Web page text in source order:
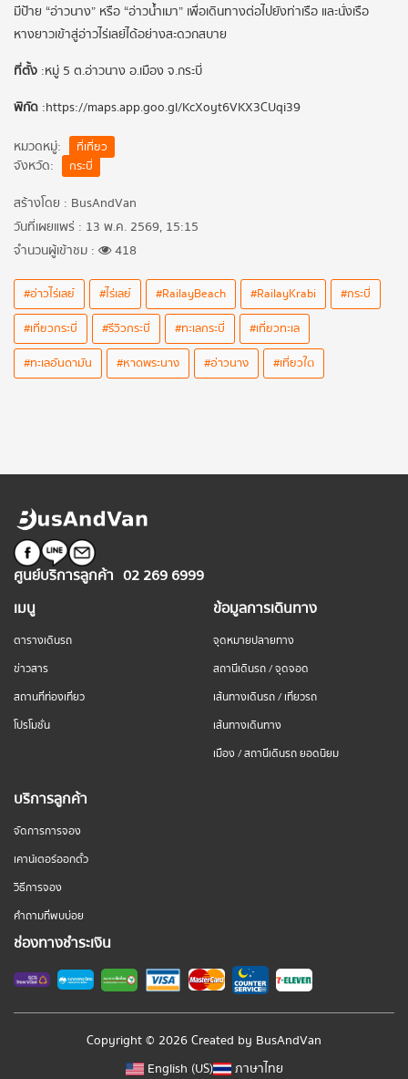
มีป้าย “อ่าวนาง” หรือ “อ่าวน้ำเมา” เพื่อเดินทางต่อไปยังท่าเรือ และนั่งเรือ
หางยาวเข้าสู่อ่าวไร่เลย์ได้อย่างสะดวกสบาย
ที่ตั้ง : หมู่ 5 ต.อ่าวนาง อ.เมือง จ.กระบี่
พิกัด : https://maps.app.goo.gl/KcXoyt6VKX3CUqi39
หมวดหมู่:
ที่เที่ยว
จังหวัด: กระบี่
สร้างโดย : BusAndVan
วันที่เผยแพร่ : 13 พ.ค. 2569, 15:15
จำนวนผู้เข้าชม :
418
#อ่าวไร่เลย์ #ไร่เลย์ #RailayBeach #RailayKrabi
#กระบี่
#เที่ยวกระบี่
#รีวิวกระบี่ #ทะเลกระบี่
#เที่ยวทะเล
#ทะเลอันดามัน
#หาดพระนาง #อ่าวนาง #เที่ยวใต
ศูนย์บริการลูกค้า 02 269 6999
เมนู
ตารางเดินรถ
ข่าวสาร
สถานที่ท่องเที่ยว
โปรโมชั่น
ข้อมูลการเดินทาง
จุดหมายปลายทาง
สถานีเดินรถ / จุดจอด
เส้นทางเดินรถ / เที่ยวรถ
เส้นทางเดินทาง
เมือง / สถานีเดินรถ ยอดนิยม
บริการลูกค้า
จัดการการจอง
เคาน์เตอร์ออกตั๋ว
วิธีการจอง
คำถามที่พบบ่อย
ช่องทางชำระเงิน
Copyright © 2026 Created by BusAndVan
English (US)
ภาษาไทย